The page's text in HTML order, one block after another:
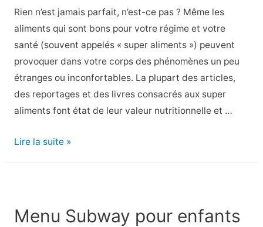
science
Rien n’est jamais parfait, n’est-ce pas ? Même les
aliments qui sont bons pour votre régime et votre
santé (souvent appelés « super aliments ») peuvent
provoquer dans votre corps des phénomènes un peu
étranges ou inconfortables. La plupart des articles,
des reportages et des livres consacrés aux super
aliments font état de leur valeur nutritionnelle et …
Les
font
des
Lire la suite »
Menu Subway pour enfants